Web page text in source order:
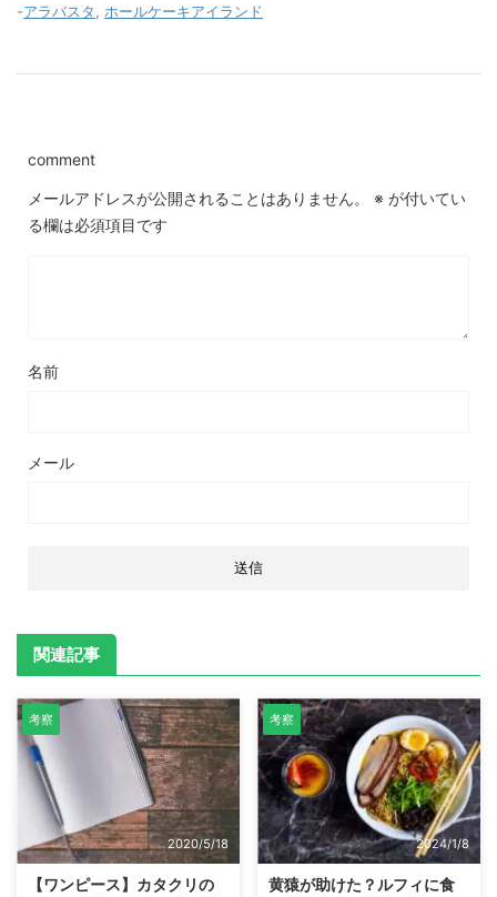
-アラバスタ ホールケーキアイランド
comment
メールアドレスが公開されることはありません。 ※ が付いてい
る欄は必須項目です
名前
メール
関連記事
考察
2020/5/18
【ワンピース】カタクリの
考察
2024/1/8
黄猿が助けた？ルフィに食